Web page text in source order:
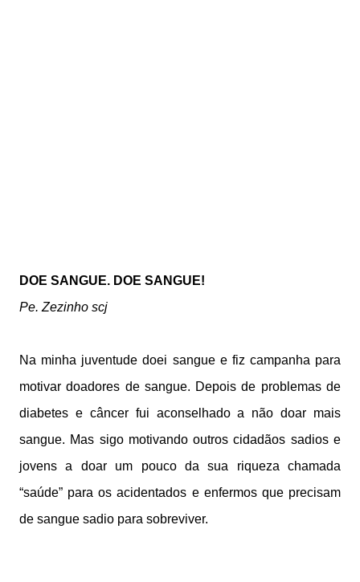
DOE SANGUE. DOE SANGUE!
Pe. Zezinho scj
Na minha juventude doei sangue e fiz campanha para
motivar doadores de sangue. Depois de problemas de
diabetes e câncer fui aconselhado a não doar mais
sangue. Mas sigo motivando outros cidadãos sadios e
jovens a doar um pouco da sua riqueza chamada
“saúde” para os acidentados e enfermos que precisam
de sangue sadio para sobreviver.